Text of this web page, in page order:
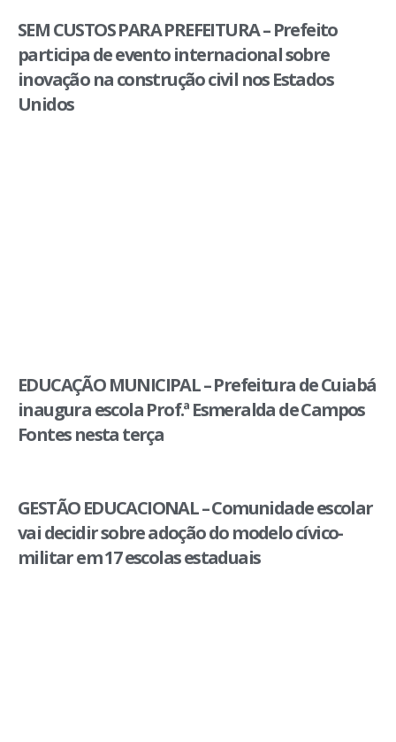
SEM CUSTOS PARA PREFEITURA – Prefeito
participa de evento internacional sobre
inovação na construção civil nos Estados
Unidos
EDUCAÇÃO MUNICIPAL – Prefeitura de Cuiabá
inaugura escola Prof.ª Esmeralda de Campos
Fontes nesta terça
GESTÃO EDUCACIONAL – Comunidade escolar
vai decidir sobre adoção do modelo cívico-
militar em 17 escolas estaduais